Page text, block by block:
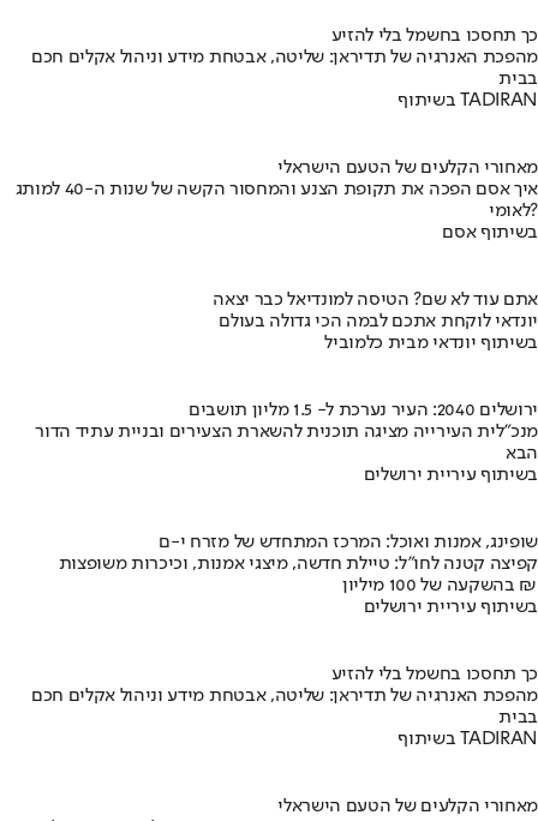
כך תחסכו בחשמל בלי להזיע
מהפכת האנרגיה של תדיראן: שליטה, אבטחת מידע וניהול אקלים חכם
בבית
בשיתוף TADIRAN
מאחורי הקלעים של הטעם הישראלי
איך אסם הפכה את תקופת הצנע והמחסור הקשה של שנות ה-40 למותג
לאומי?
בשיתוף אסם
אתם עוד לא שם? הטיסה למונדיאל כבר יצאה
יונדאי לוקחת אתכם לבמה הכי גדולה בעולם
בשיתוף יונדאי מבית כלמוביל
ירושלים 2040: העיר נערכת ל- 1.5 מליון תושבים
מנכ"לית העירייה מציגה תוכנית להשארת הצעירים ובניית עתיד הדור
הבא
בשיתוף עיריית ירושלים
שופינג, אמנות ואוכל: המרכז המתחדש של מזרח י-ם
קפיצה קטנה לחו"ל: טיילת חדשה, מיצגי אמנות, וכיכרות משופצות
בהשקעה של 100 מיליון ₪
בשיתוף עיריית ירושלים
כך תחסכו בחשמל בלי להזיע
מהפכת האנרגיה של תדיראן: שליטה, אבטחת מידע וניהול אקלים חכם
בבית
בשיתוף TADIRAN
מאחורי הקלעים של הטעם הישראלי